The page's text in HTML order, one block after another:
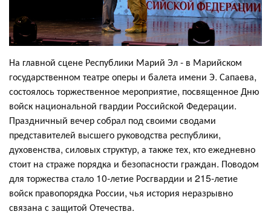
На главной сцене Республики Марий Эл - в Марийском
государственном театре оперы и балета имени Э. Сапаева,
состоялось торжественное мероприятие, посвященное Дню
войск национальной гвардии Российской Федерации.
Праздничный вечер собрал под своими сводами
представителей высшего руководства республики,
духовенства, силовых структур, а также тех, кто ежедневно
стоит на страже порядка и безопасности граждан. Поводом
для торжества стало 10-летие Росгвардии и 215-летие
войск правопорядка России, чья история неразрывно
связана с защитой Отечества.